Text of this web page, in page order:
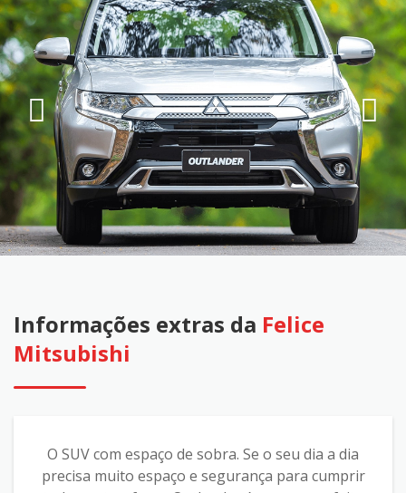
Informações extras da Felice
Mitsubishi
O SUV com espaço de sobra. Se o seu dia a dia
precisa muito espaço e segurança para cumprir